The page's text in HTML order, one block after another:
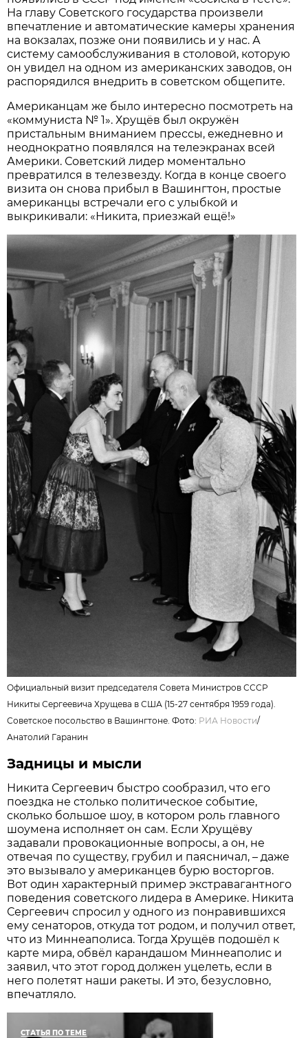
На главу Советского государства произвели
впечатление и автоматические камеры хранения
на вокзалах, позже они появились и у нас. А
систему самообслуживания в столовой, которую
он увидел на одном из американских заводов, он
распорядился внедрить в советском общепите.
Американцам же было интересно посмотреть на
«коммуниста № 1». Хрущёв был окружён
пристальным вниманием прессы, ежедневно и
неоднократно появлялся на телеэкранах всей
Америки. Советский лидер моментально
превратился в телезвезду. Когда в конце своего
визита он снова прибыл в Вашингтон, простые
американцы встречали его с улыбкой и
выкрикивали: «Никита, приезжай ещё!»
Официальный визит председателя Совета Министров СССР
Никиты Сергеевича Хрущева в США (15-27 сентября 1959 года).
Советское посольство в Вашингтоне. Фото: РИА Новости/
Анатолий Гаранин
Задницы и мысли
Никита Сергеевич быстро сообразил, что его
поездка не столько политическое событие,
сколько большое шоу, в котором роль главного
шоумена исполняет он сам. Если Хрущёву
задавали провокационные вопросы, а он, не
отвечая по суще­ству, грубил и паясничал, – даже
это вызывало у американцев бурю восторгов.
Вот один характерный пример экстравагантного
поведения советского лидера в Америке. Никита
Сергеевич спросил у одного из понравившихся
ему сенаторов, откуда тот родом, и получил ответ,
что из Миннеаполиса. Тогда Хрущёв подошёл к
карте мира, обвёл карандашом Миннеаполис и
заявил, что этот город должен уцелеть, если в
него полетят наши ракеты. И это, безусловно,
впечатляло.
СТАТЬЯ ПО ТЕМЕ